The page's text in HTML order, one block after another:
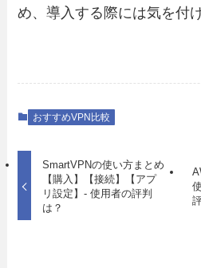
め、導入する際には気を付
おすすめVPN比較
SmartVPNの使い方まとめ
【購入】【接続】【アプ
リ設定】- 使用者の評判
は？